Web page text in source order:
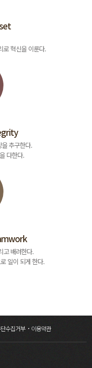
로 혁신을 이룬다.
추구한다.
다한다.
고 배려한다.
일이 되게 한다.
수집거부 이용약관